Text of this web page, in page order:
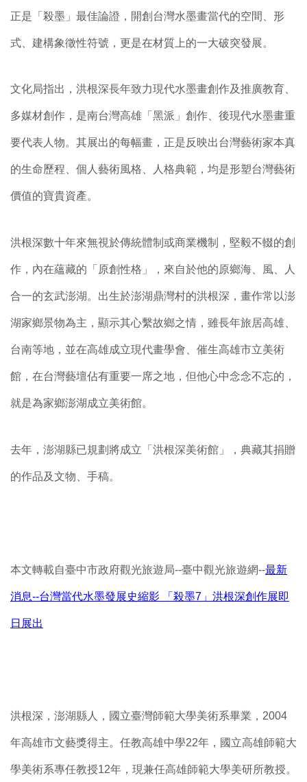
正是「殺墨」最佳論證，開創台灣水墨畫當代的空間、形
式、建構象徵性符號，更是在材質上的一大破突發展。
文化局指出，洪根深長年致力現代水墨畫創作及推廣教育、
多媒材創作，是南台灣高雄「黑派」創作、後現代水墨畫重
要代表人物。其展出的每幅畫，正是反映出台灣藝術家本真
的生命歷程、個人藝術風格、人格典範，均是形塑台灣藝術
價值的寶貴資產。
洪根深數十年來無視於傳統體制或商業機制，堅毅不輟的創
作，內在蘊藏的「原創性格」，來自於他的原鄉海、風、人
合一的玄武澎湖。出生於澎湖鼎灣村的洪根深，畫作常以澎
湖家鄉景物為主，顯示其心繫故鄉之情，雖長年旅居高雄、
台南等地，並在高雄成立現代畫學會、催生高雄市立美術
館，在台灣藝壇佔有重要一席之地，但他心中念念不忘的，
就是為家鄉澎湖成立美術館。
去年，澎湖縣已規劃將成立「洪根深美術館」，典藏其捐贈
的作品及文物、手稿。
本文轉載自臺中市政府觀光旅遊局--臺中觀光旅遊網--最新
消息--台灣當代水墨發展史縮影 「殺墨7」洪根深創作展即
日展出
洪根深，澎湖縣人，國立臺灣師範大學美術系畢業，2004
年高雄市文藝獎得主。任教高雄中學22年，國立高雄師範大
學美術系專任教授12年，現兼任高雄師範大學美研所教授。